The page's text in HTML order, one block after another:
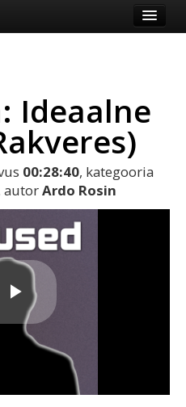
Logi sisse või registreeru
Ideaalne
00:28:40, kategooria
autorArdo Rosin
Play
Video